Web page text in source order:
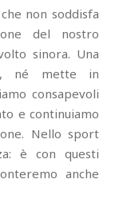
non soddisfa
del nostro
sinora. Una
né mette in
consapevoli
e continuiamo
Nello sport
è con questi
anche